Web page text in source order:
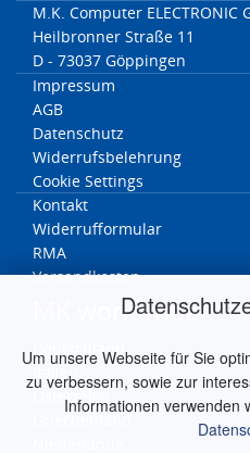
Um unsere Webseite für Sie
zu verbessern, sowie zur
Informationen verwenden
M.K. Computer ELECTRONIC
Heilbronner Straße 11
D - 73037 Göppingen
Impressum
AGB
Datenschutz
Widerrufsbelehrung
Cookie Settings
Kontakt
Widerrufformular
RMA
Versandkosten
MK worldwide
Deutschland
Italien
Österreich